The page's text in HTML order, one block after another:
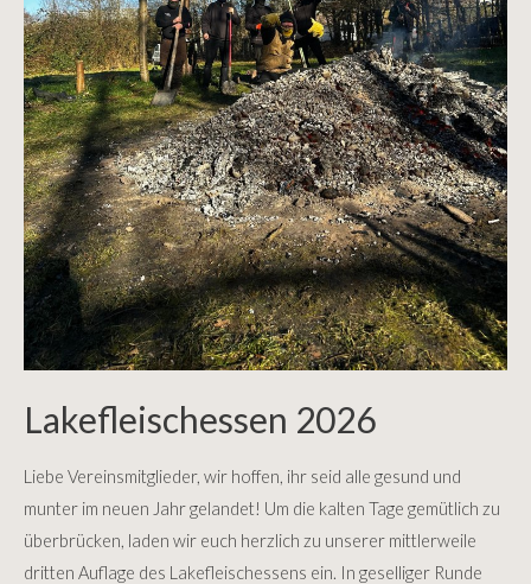
Lakefleischessen 2026
Liebe Vereinsmitglieder, wir hoffen, ihr seid alle gesund und
munter im neuen Jahr gelandet! Um die kalten Tage gemütlich zu
überbrücken, laden wir euch herzlich zu unserer mittlerweile
dritten Auflage des Lakefleischessens ein. In geselliger Runde